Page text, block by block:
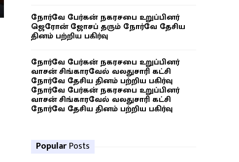
நோர்வே பேர்கன் நகரசபை உறுப்பினர்
ஜெரோன் ஜோசப் தரும் நோர்வே தேசிய
தினம் பற்றிய பகிர்வு
நோர்வே பேர்கன் நகரசபை உறுப்பினர்
வாசன் சிங்காரவேல் வலதுசாரி கட்சி
நோர்வே தேசிய தினம் பற்றிய பகிர்வு
நோர்வே பேர்கன் நகரசபை உறுப்பினர்
வாசன் சிங்காரவேல் வலதுசாரி கட்சி
நோர்வே தேசிய தினம் பற்றிய பகிர்வு
Popular Posts